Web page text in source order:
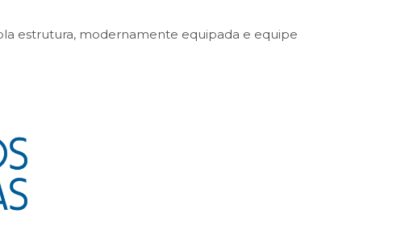
estrutura, modernamente equipada e equipe